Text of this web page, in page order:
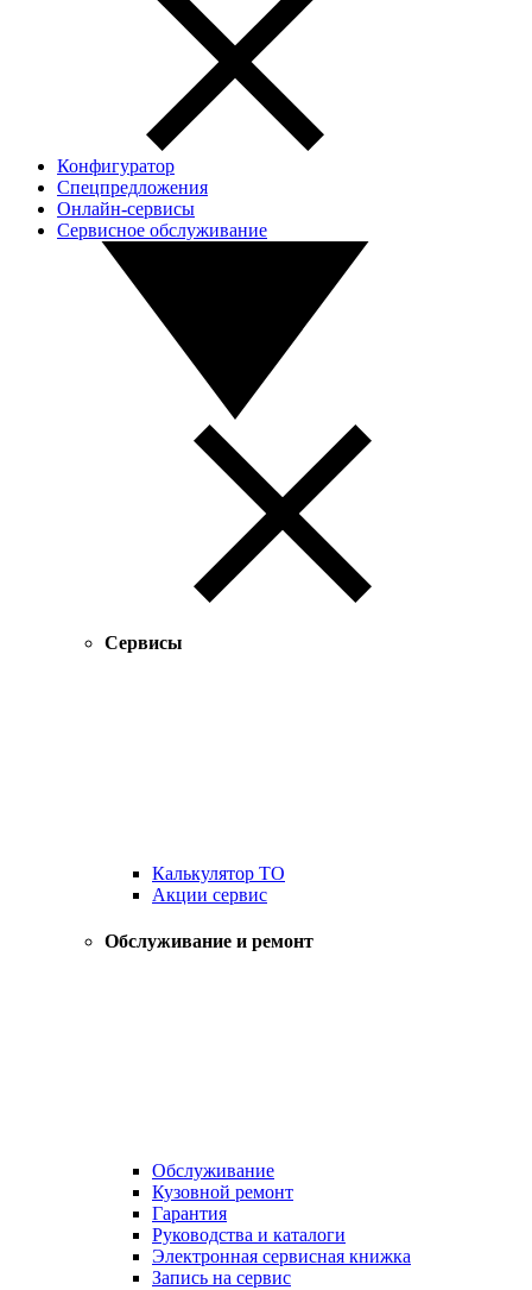
Конфигуратор
Спецпредложения
Онлайн-сервисы
Сервисное обслуживание
Сервисы
Калькулятор ТО
Акции сервис
Обслуживание и ремонт
Обслуживание
Кузовной ремонт
Гарантия
Руководства и каталоги
Электронная сервисная книжка
Запись на сервис